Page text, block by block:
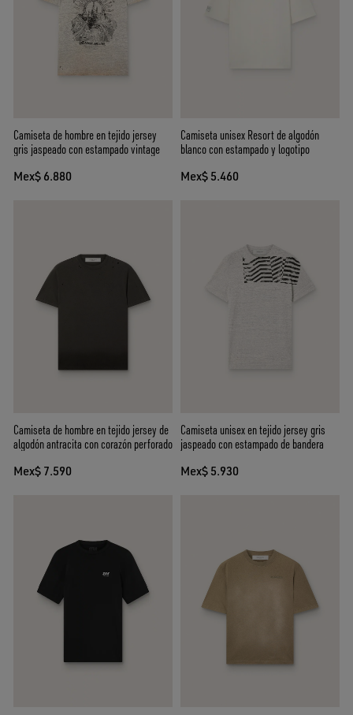
Camiseta de hombre en tejido jersey
gris jaspeado con estampado vintage
Mex$ 6.880
Camiseta unisex Resort de algodón
blanco con estampado y logotipo
Mex$ 5.460
Camiseta de hombre en tejido jersey de
algodón antracita con corazón perforado
Mex$ 7.590
Camiseta unisex en tejido jersey gris
jaspeado con estampado de bandera
Mex$ 5.930